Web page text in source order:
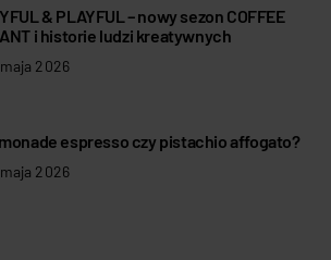
& PLAYFUL – nowy sezon COFFEE
i historie ludzi kreatywnych
2026
espresso czy pistachio affogato?
2026